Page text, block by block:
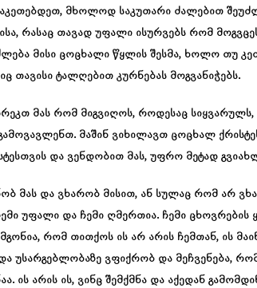
მხოლოდ საკუთარი ძალებით
რასაც თავად უფალი ისურვებს რომ
მისი ცოცხალი წყლის შესმა, ხოლო თუ
თავისი ტალღებით კურნებას მოგვანიჭებს.
მას რომ მიგვიღოს, როდესაც სიყვარულს,
მაშინ ვიხილავთ ცოცხალ
და ვენდობით მას, უფრო მეტად
მას და ვხარობ მისით, ან სულაც რომ არ
უფალი და ჩემი ღმერთია. ჩემი ცხოვრების
რომ თითქოს ის არ არის ჩემთან, ის
უსარგებლობაზე ვფიქრობ და მეჩვენება,
ის არის ის, ვინც შემქმნა და აქედან